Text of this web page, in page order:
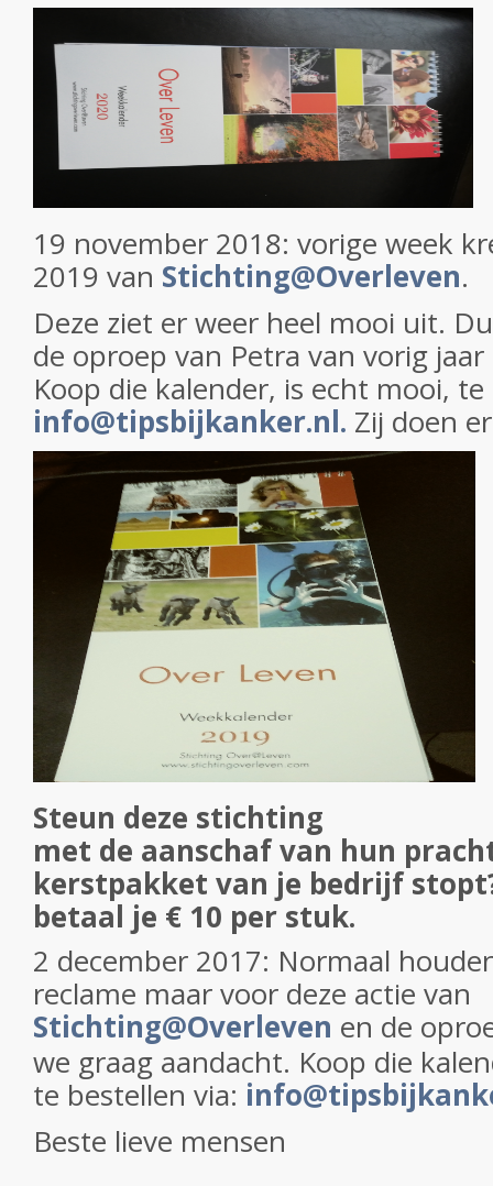
19 november 2018: vorige week
2019 van Stichting@Overleven.
Deze ziet er weer heel mooi uit.
de oproep van Petra van vorig
Koop die kalender, is echt mooi,
info@tipsbijkanker.nl. Zij doen
Steun deze stichting
met de aanschaf van hun
kerstpakket van je bedrijf
betaal je € 10 per stuk.
2 december 2017: Normaal
reclame maar voor deze actie van
Stichting@Overleven en de
we graag aandacht. Koop die
te bestellen via:
Beste lieve mensen